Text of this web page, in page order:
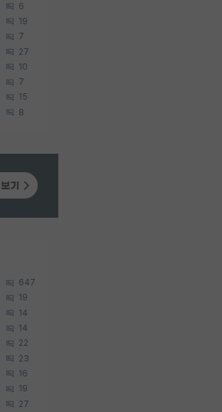
6
19
7
27
10
7
15
8
647
19
14
14
22
23
16
19
27